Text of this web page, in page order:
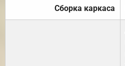
Сборка каркаса